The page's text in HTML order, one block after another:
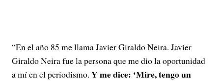
“En el año 85 me llama Javier Giraldo Neira. Javier
Giraldo Neira fue la persona que me dio la oportunidad
a mí en el periodismo. Y me dice: ‘Mire, tengo un